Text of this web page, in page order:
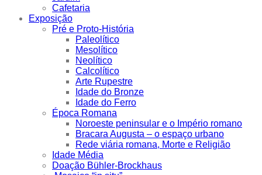
Cafetaria
Exposição
Pré e Proto-História
Paleolítico
Mesolítico
Neolítico
Calcolítico
Arte Rupestre
Idade do Bronze
Idade do Ferro
Época Romana
Noroeste peninsular e o Império romano
Bracara Augusta – o espaço urbano
Rede viária romana, Morte e Religião
Idade Média
Doação Bühler-Brockhaus